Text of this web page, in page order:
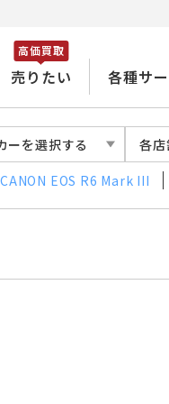
売りたい
高価買取
各種サ
ーを選択する 各店
CANON EOS R6 Mark III